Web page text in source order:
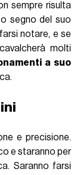
sempre risulta
segno del suo
notare, e se
molti
a suo
e precisione.
e staranno per
Saranno farsi